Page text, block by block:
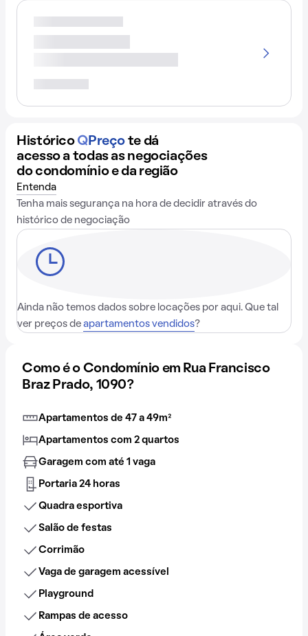
Histórico QPreço te dá
acesso a todas as negociações
do condomínio e da região
Entenda
Tenha mais segurança na hora de decidir através do
histórico de negociação
Ainda não temos dados sobre locações por aqui. Que tal
ver preços de apartamentos vendidos?
Como é o Condomínio em Rua Francisco
Braz Prado, 1090?
Apartamentos de 47 a 49m²
Apartamentos com 2 quartos
Garagem com até 1 vaga
Portaria 24 horas
Quadra esportiva
Salão de festas
Corrimão
Vaga de garagem acessível
Playground
Rampas de acesso